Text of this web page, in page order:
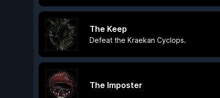
The Keep
Defeat the Kraekan Cyclops.
The Imposter